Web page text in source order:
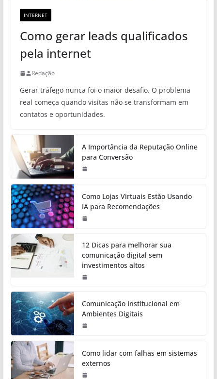
INTERNET
Como gerar leads qualificados
pela internet
Redação
Gerar tráfego nunca foi o maior desafio. O problema
real começa quando visitas não se transformam em
contatos e oportunidades.
A Importância da Reputação Online
para Conversão
Como Lojas Virtuais Estão Usando
IA para Recomendações
12 Dicas para melhorar sua
comunicação digital sem
investimentos altos
Comunicação Institucional em
Ambientes Digitais
Como lidar com falhas em sistemas
externos